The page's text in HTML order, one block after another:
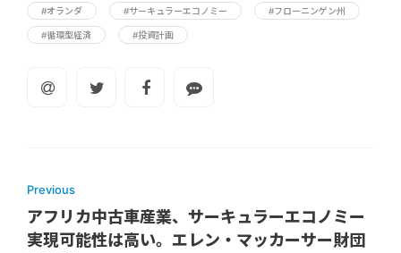
#オランダ #サーキュラーエコノミー #フローニンゲン州
#循環型経済 #投資計画
Previous
アフリカ中古車産業、サーキュラーエコノミー
実現可能性は高い。エレン・マッカーサー財団